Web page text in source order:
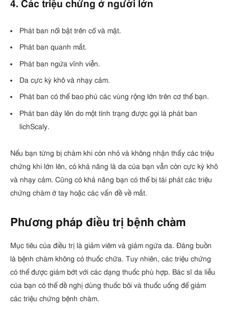
4. Các triệu chứng ở người lớn
Phát ban nổi bật trên cổ và mặt.
Phát ban quanh mắt.
Phát ban ngứa vĩnh viễn.
Da cực kỳ khô và nhạy cảm.
Phát ban có thể bao phủ các vùng rộng lớn trên cơ thể bạn.
Phát ban dày lên do một tình trạng được gọi là phát ban
lichScaly.
Nếu bạn từng bị chàm khi còn nhỏ và không nhận thấy các triệu
chứng khi lớn lên, có khả năng là da của bạn vẫn còn cực kỳ khô
và nhạy cảm. Cũng có khả năng bạn có thể bị tái phát các triệu
chứng chàm ở tay hoặc các vấn đề về mắt.
Phương pháp điều trị bệnh chàm
Mục tiêu của điều trị là giảm viêm và giảm ngứa da. Đáng buồn
là bệnh chàm không có thuốc chữa. Tuy nhiên, các triệu chứng
có thể được giảm bớt với các dạng thuốc phù hợp. Bác sĩ da liễu
của bạn có thể đề nghị dùng thuốc bôi và thuốc uống để giảm
các triệu chứng bệnh chàm.